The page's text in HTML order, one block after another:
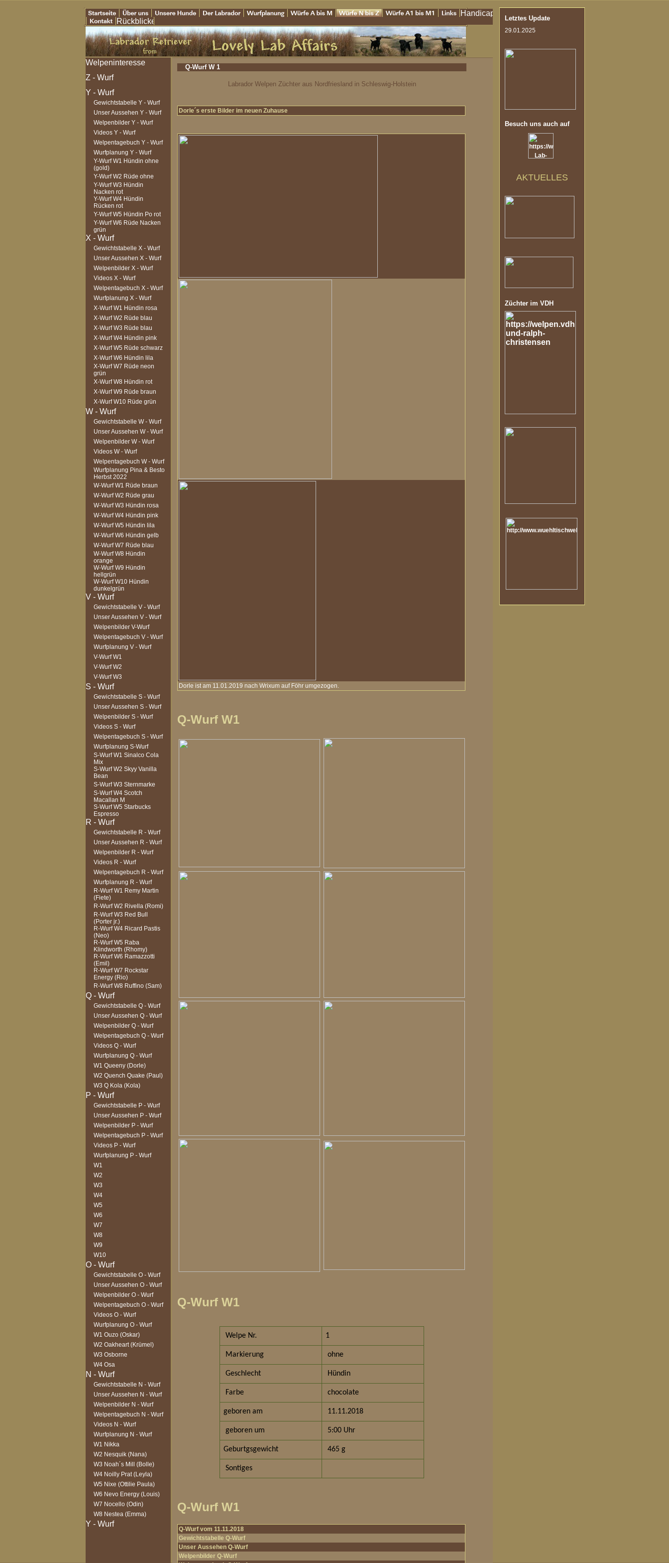
Gewichtstabelle Y - Wurf
Unser Aussehen Y - Wurf
Welpenbilder Y - Wurf
Videos Y - Wurf
Welpentagebuch Y - Wurf
Wurfplanung Y - Wurf
Y-Wurf W1 Hündin ohne
(gold)
Y-Wurf W2 Rüde ohne
Y-Wurf W3 Hündin
Nacken rot
Y-Wurf W4 Hündin
Rücken rot
Y-Wurf W5 Hündin Po rot
Y-Wurf W6 Rüde Nacken
grün
Gewichtstabelle X - Wurf
Unser Aussehen X - Wurf
Welpenbilder X - Wurf
Videos X - Wurf
Welpentagebuch X - Wurf
Wurfplanung X - Wurf
X-Wurf W1 Hündin rosa
X-Wurf W2 Rüde blau
X-Wurf W3 Rüde blau
X-Wurf W4 Hündin pink
X-Wurf W5 Rüde schwarz
X-Wurf W6 Hündin lila
X-Wurf W7 Rüde neon
grün
X-Wurf W8 Hündin rot
X-Wurf W9 Rüde braun
X-Wurf W10 Rüde grün
Gewichtstabelle W - Wurf
Unser Aussehen W - Wurf
Welpenbilder W - Wurf
Videos W - Wurf
Welpentagebuch W - Wurf
Wurfplanung Pina & Besto
Herbst 2022
W-Wurf W1 Rüde braun
W-Wurf W2 Rüde grau
W-Wurf W3 Hündin rosa
W-Wurf W4 Hündin pink
W-Wurf W5 Hündin lila
W-Wurf W6 Hündin gelb
W-Wurf W7 Rüde blau
W-Wurf W8 Hündin
orange
W-Wurf W9 Hündin
hellgrün
W-Wurf W10 Hündin
dunkelgrün
Gewichtstabelle V - Wurf
Unser Aussehen V - Wurf
Welpenbilder V-Wurf
Welpentagebuch V - Wurf
Wurfplanung V - Wurf
V-Wurf W1
V-Wurf W2
V-Wurf W3
Gewichtstabelle S - Wurf
Unser Aussehen S - Wurf
Welpenbilder S - Wurf
Videos S - Wurf
Welpentagebuch S - Wurf
Wurfplanung S-Wurf
S-Wurf W1 Sinalco Cola
Mix
S-Wurf W2 Skyy Vanilla
Bean
S-Wurf W3 Sternmarke
S-Wurf W4 Scotch
Macallan M
S-Wurf W5 Starbucks
Espresso
Gewichtstabelle R - Wurf
Unser Aussehen R - Wurf
Welpenbilder R - Wurf
Videos R - Wurf
Welpentagebuch R - Wurf
Wurfplanung R - Wurf
R-Wurf W1 Remy Martin
(Fiete)
R-Wurf W2 Rivella (Romi)
R-Wurf W3 Red Bull
(Porter jr.)
R-Wurf W4 Ricard Pastis
(Neo)
R-Wurf W5 Raba
Klindworth (Rhomy)
R-Wurf W6 Ramazzotti
(Emil)
R-Wurf W7 Rockstar
Energy (Rio)
R-Wurf W8 Ruffino (Sam)
Gewichtstabelle Q - Wurf
Unser Aussehen Q - Wurf
Welpenbilder Q - Wurf
Welpentagebuch Q - Wurf
Videos Q - Wurf
Wurfplanung Q - Wurf
W1 Queeny (Dorle)
W2 Quench Quake (Paul)
W3 Q Kola (Kola)
Gewichtstabelle P - Wurf
Unser Aussehen P - Wurf
Welpenbilder P - Wurf
Welpentagebuch P - Wurf
Videos P - Wurf
Wurfplanung P - Wurf
W1
W2
W3
W4
W5
W6
W7
W8
W9
W10
Gewichtstabelle O - Wurf
Unser Aussehen O - Wurf
Welpenbilder O - Wurf
Welpentagebuch O - Wurf
Videos O - Wurf
Wurfplanung O - Wurf
W1 Ouzo (Oskar)
W2 Oakheart (Krümel)
W3 Osborne
W4 Osa
Gewichtstabelle N - Wurf
Unser Aussehen N - Wurf
Welpenbilder N - Wurf
Welpentagebuch N - Wurf
Videos N - Wurf
Wurfplanung N - Wurf
W1 Nikka
W2 Nesquik (Nana)
W3 Noah´s Mill (Bolle)
W4 Noilly Prat (Leyla)
W5 Nixe (Ottilie Paula)
W6 Nevo Energy (Louis)
W7 Nocello (Odin)
W8 Nestea (Emma)
Q-Wurf W 1
Labrador Welpen Züchter aus Nordfriesland in Schleswig-Holstein
Dorle´s erste Bilder im neuen Zuhause
Dorle ist am 11.01.2019 nach Wrixum auf Föhr umgezogen.
Q-Wurf W1
Q-Wurf W1
Welpe Nr. 1
Markierung ohne
Geschlecht Hündin
Farbe chocolate
geboren am 11.11.2018
geboren um 5:00 Uhr
Geburtgsgewicht 465 g
Sontiges
Q-Wurf W1
Q-Wurf vom 11.11.2018
Gewichtstabelle Q-Wurf
Unser Aussehen Q-Wurf
Welpenbilder Q-Wurf
Letztes Update
29.01.2025
Besuch uns auch auf
AKTUELLES
Züchter im VDH